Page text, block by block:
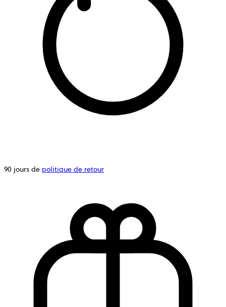
90 jours de politique de retour